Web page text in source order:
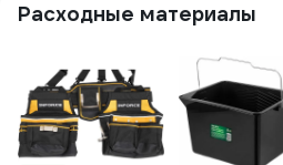
Расходные материалы